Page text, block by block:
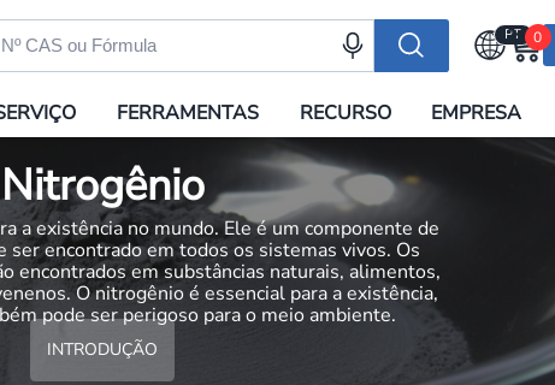
PT
English (US)
English (UK)
Italiano
日本語
0
FERRAMENTAS RECURSO EMPRESA
Nitrogênio
a existência no mundo. Ele é um componente de
ser encontrado em todos os sistemas vivos. Os
encontrados em substâncias naturais, alimentos,
O nitrogênio é essencial para a existência,
pode ser perigoso para o meio ambiente.
INTRODUÇÃO